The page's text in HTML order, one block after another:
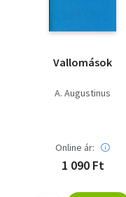
Társadalomtudomány
Természettudomány
Vallomások
A. Augustinus
Online ár:
1 090 Ft